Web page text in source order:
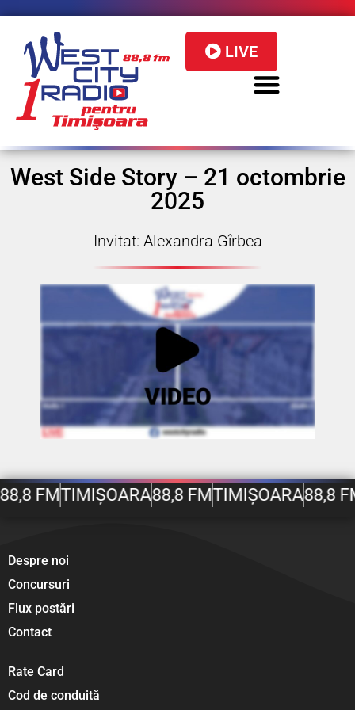
LIVE
West Side Story – 21 octombrie
2025
Invitat: Alexandra Gîrbea
FMTIMIȘOARA88,8 FMTIMIȘOARA88,8
Despre noi
Concursuri
Flux postări
Contact
Rate Card
Cod de conduită